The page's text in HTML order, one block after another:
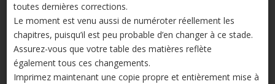
toutes dernières corrections.
Le moment est venu aussi de numéroter réellement les
chapitres, puisqu’il est peu probable d’en changer à ce stade.
Assurez-vous que votre table des matières reflète
également tous ces changements.
Imprimez maintenant une copie propre et entièrement mise à